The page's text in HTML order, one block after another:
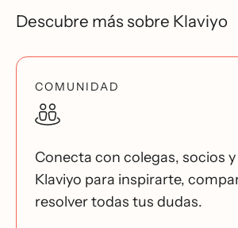
Descubre más sobre Klaviyo
COMUNIDAD
Conecta con colegas, socios
Klaviyo para inspirarte,
resolver todas tus dudas.